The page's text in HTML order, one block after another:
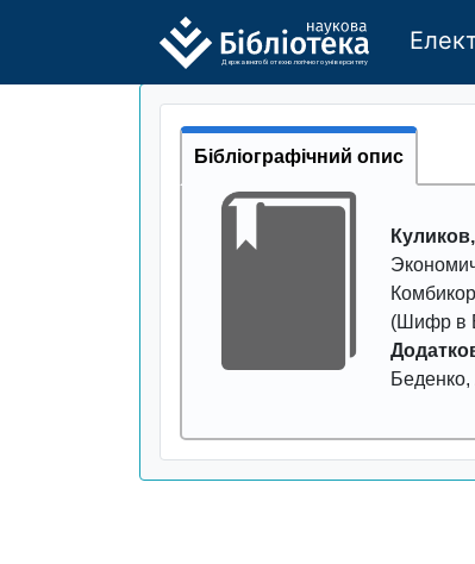
Державного бі отехно логічно го універси тету
Бібліографічний опис
(Шифр в
Беденко,